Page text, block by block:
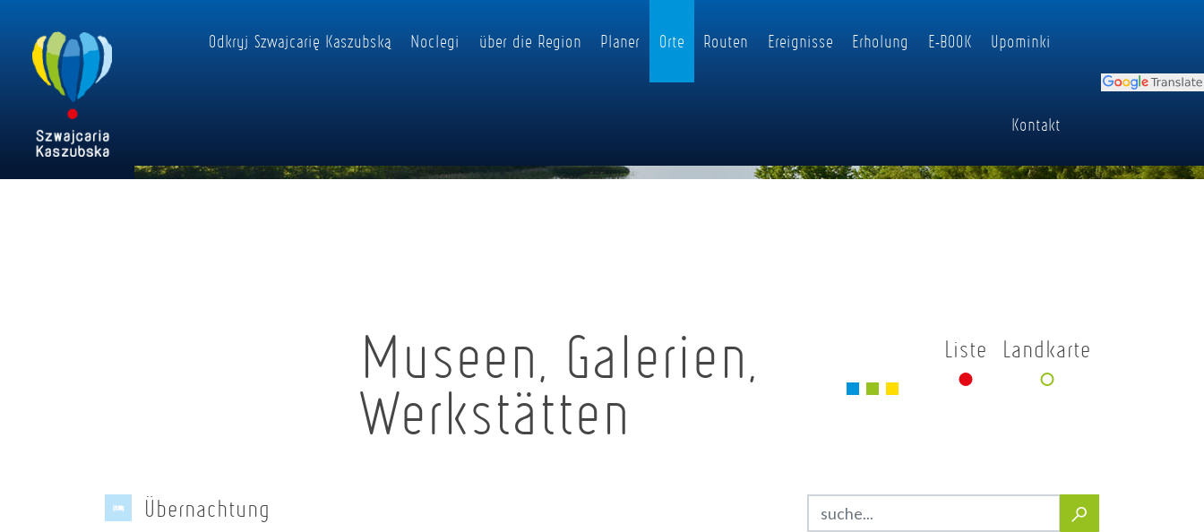
Odkryj Szwajcarię Kaszubską Noclegi über die Region Planer Orte Routen Ereignisse Erholung E-BOOK Upominki
Kontakt
Museen, Galerien,
Werkstätten
Liste Landkarte
Übernachtung